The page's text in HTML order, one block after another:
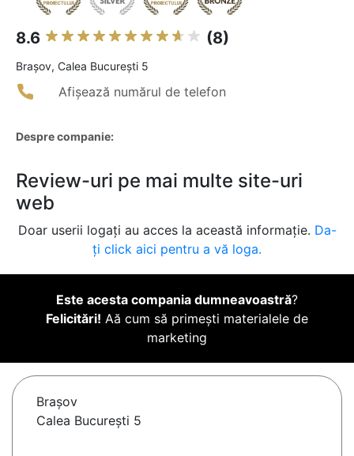
8.6 (8)
Braşov, Calea București 5
Afișează numărul de telefon
Despre companie:
Review-uri pe mai multe site-uri
web
Doar userii logați au acces la această informație. Da-
ți click aici pentru a vă loga.
Este acesta compania dumneavoastră?
Felicitări! Aă cum să primești materialele de
marketing
Braşov
Calea București 5